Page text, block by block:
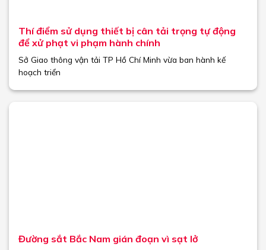
Thí điểm sử dụng thiết bị cân tải trọng tự động
để xử phạt vi phạm hành chính
Sở Giao thông vận tải TP Hồ Chí Minh vừa ban hành kế
hoạch triển
Đường sắt Bắc Nam gián đoạn vì sạt lở